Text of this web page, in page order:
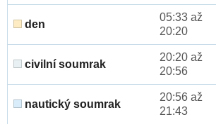
den
05:33 až
20:20
civilní soumrak
20:20 až
20:56
nautický soumrak
20:56 až
21:43